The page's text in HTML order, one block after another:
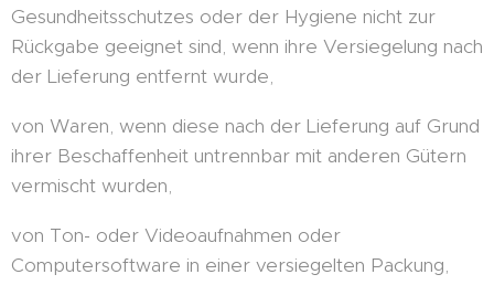
Gesundheitsschutzes oder der Hygiene nicht zur
Rückgabe geeignet sind, wenn ihre Versiegelung nach
der Lieferung entfernt wurde,
von Waren, wenn diese nach der Lieferung auf Grund
ihrer Beschaffenheit untrennbar mit anderen Gütern
vermischt wurden,
von Ton- oder Videoaufnahmen oder
Computersoftware in einer versiegelten Packung,